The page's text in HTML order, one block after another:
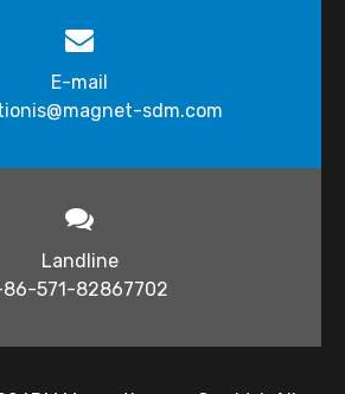
E-mail
sdm.com
Landline
571-82867702